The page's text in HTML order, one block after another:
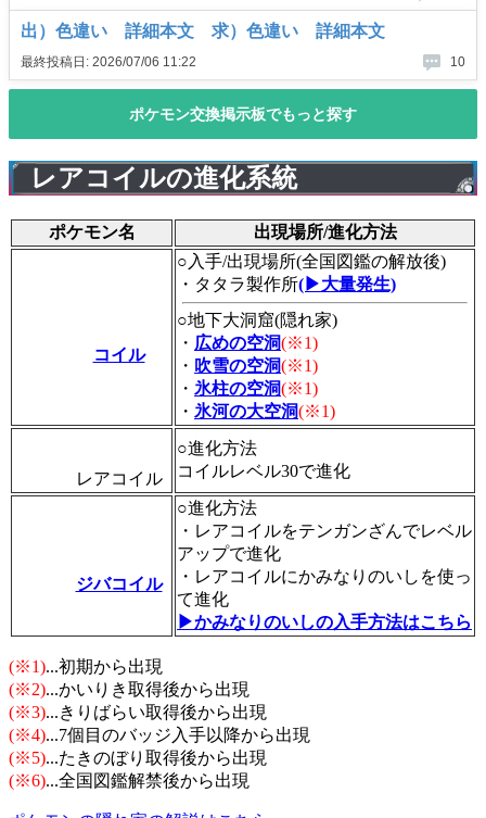
レアコイルの進化系統
ポケモン名 出現場所/進化方法
コイル
○入手/出現場所(全国図鑑の解放後)
・タタラ製作所(▶大量発生)
○地下大洞窟(隠れ家)
・ 広めの空洞(※1)
・ 吹雪の空洞(※1)
・ 氷柱の空洞(※1)
・ 氷河の大空洞(※1)
レアコイル
○進化方法
コイルレベル30で進化
ジバコイル
○進化方法
・レアコイルをテンガンざんでレベル
アップで進化
・レアコイルにかみなりのいしを使っ
て進化
▶かみなりのいしの入手方法はこちら
(※1)...初期から出現
(※2)...かいりき取得後から出現
(※3)...きりばらい取得後から出現
(※4)...7個目のバッジ入手以降から出現
(※5)...たきのぼり取得後から出現
(※6)...全国図鑑解禁後から出現